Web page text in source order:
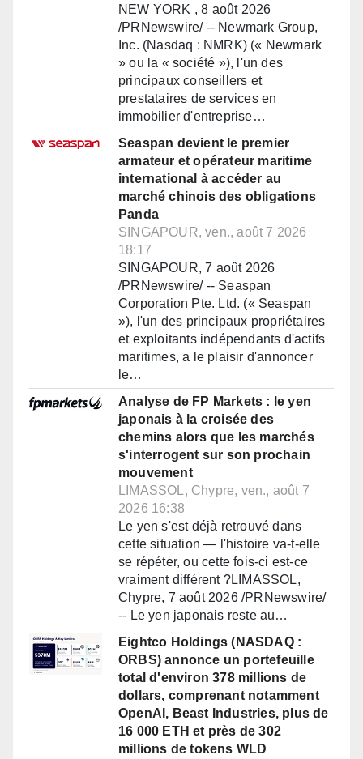
NEW YORK , 8 août 2026
/PRNewswire/ -- Newmark Group,
Inc. (Nasdaq : NMRK) (« Newmark
» ou la « société »), l'un des
principaux conseillers et
prestataires de services en
immobilier d'entreprise…
Seaspan devient le premier
armateur et opérateur maritime
international à accéder au
marché chinois des obligations
Panda
SINGAPOUR, ven., août 7 2026
18:17
SINGAPOUR, 7 août 2026
/PRNewswire/ -- Seaspan
Corporation Pte. Ltd. (« Seaspan
»), l'un des principaux propriétaires
et exploitants indépendants d'actifs
maritimes, a le plaisir d'annoncer
le…
Analyse de FP Markets : le yen
japonais à la croisée des
chemins alors que les marchés
s'interrogent sur son prochain
mouvement
LIMASSOL, Chypre, ven., août 7
2026 16:38
Le yen s'est déjà retrouvé dans
cette situation — l'histoire va-t-elle
se répéter, ou cette fois-ci est-ce
vraiment différent ?LIMASSOL,
Chypre, 7 août 2026 /PRNewswire/
-- Le yen japonais reste au…
Eightco Holdings (NASDAQ :
ORBS) annonce un portefeuille
total d'environ 378 millions de
dollars, comprenant notamment
OpenAI, Beast Industries, plus de
16 000 ETH et près de 302
millions de tokens WLD